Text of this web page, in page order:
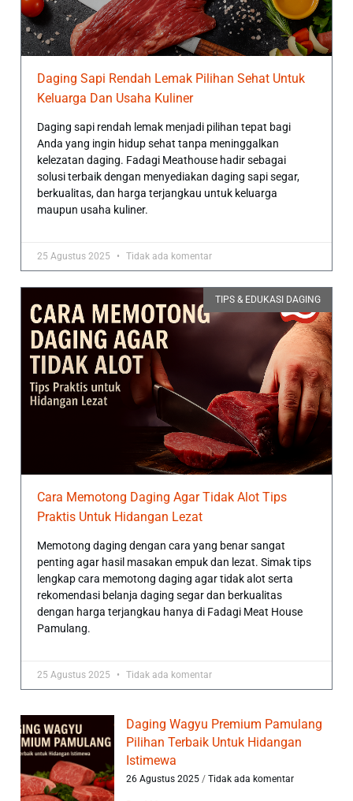
Daging Sapi Rendah Lemak Pilihan Sehat Untuk
Keluarga Dan Usaha Kuliner
Daging sapi rendah lemak menjadi pilihan tepat bagi
Anda yang ingin hidup sehat tanpa meninggalkan
kelezatan daging. Fadagi Meathouse hadir sebagai
solusi terbaik dengan menyediakan daging sapi segar,
berkualitas, dan harga terjangkau untuk keluarga
maupun usaha kuliner.
25 Agustus 2025 Tidak ada komentar
TIPS & EDUKASI DAGING
Cara Memotong Daging Agar Tidak Alot Tips
Praktis Untuk Hidangan Lezat
Memotong daging dengan cara yang benar sangat
penting agar hasil masakan empuk dan lezat. Simak tips
lengkap cara memotong daging agar tidak alot serta
rekomendasi belanja daging segar dan berkualitas
dengan harga terjangkau hanya di Fadagi Meat House
Pamulang.
25 Agustus 2025 Tidak ada komentar
Daging Wagyu Premium Pamulang
Pilihan Terbaik Untuk Hidangan
Istimewa
26 Agustus 2025 Tidak ada komentar